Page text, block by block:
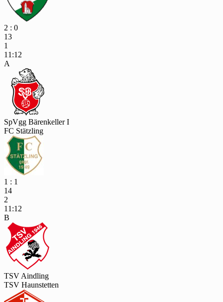
2 : 0
13
1
11:12
A
SpVgg Bärenkeller I
FC Stätzling
1 : 1
14
2
11:12
B
TSV Aindling
TSV Haunstetten